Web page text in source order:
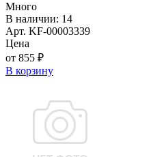
Много
В наличии: 14
Арт. KF-00003339
Цена
от 855 ₽
В корзину